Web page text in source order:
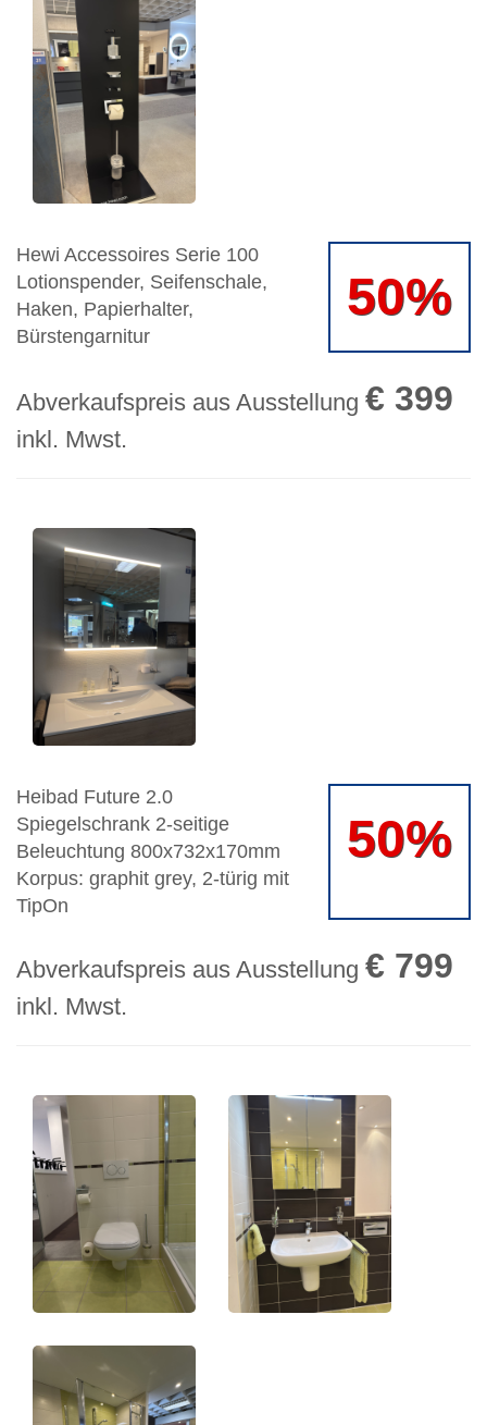
Hewi Accessoires Serie 100
Lotionspender, Seifenschale,
Haken, Papierhalter,
Bürstengarnitur
50%
Abverkaufspreis aus Ausstellung € 399
inkl. Mwst.
Heibad Future 2.0
Spiegelschrank 2-seitige
Beleuchtung 800x732x170mm
Korpus: graphit grey, 2-türig mit
TipOn
50%
Abverkaufspreis aus Ausstellung € 799
inkl. Mwst.